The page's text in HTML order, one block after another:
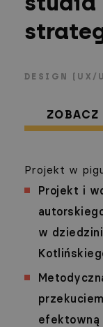
DESIGN (UX/
ZOBACZ
Projekt w
Projekt i
w